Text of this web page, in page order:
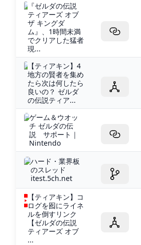
『ゼルダの伝説
ティアーズ オブ
ザ キングダ
ム』、1時間未満
でクリアした猛者
現...
【ティアキン】4
地方の賢者を集め
たら次は何したら
良いの？ ゼルダ
の伝説ティア...
ゲーム＆ウオッ
チ ゼルダの伝
説 サポート｜
Nintendo
ハード・業界板
のスレッド
itest.5ch.net
【ティアキン】コ
ログを囮にライネ
ルを倒すリンク
【ゼルダの伝説
ティアーズ オブ
...